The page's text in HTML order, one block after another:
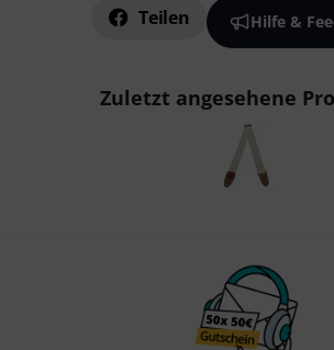
Teilen Hilfe &
Zuletzt angesehene